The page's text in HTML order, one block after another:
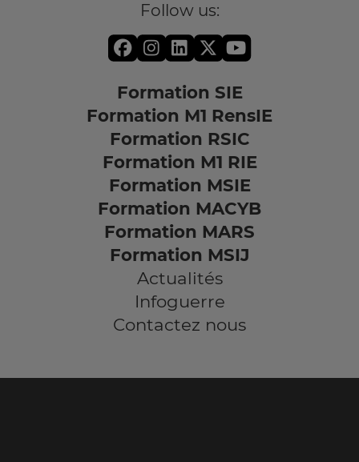
Follow us:
Formation SIE
Formation M1 RensIE
Formation RSIC
Formation M1 RIE
Formation MSIE
Formation MACYB
Formation MARS
Formation MSIJ
Actualités
Infoguerre
Contactez nous